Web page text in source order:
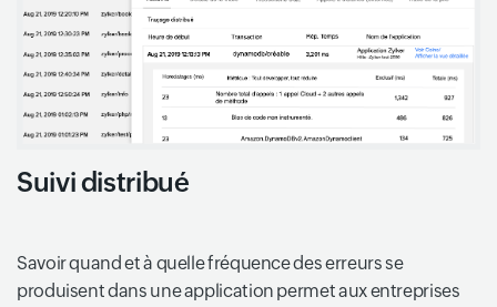
Suivi distribué
Savoir quand et à quelle fréquence des erreurs se
produisent dans une application permet aux entreprises